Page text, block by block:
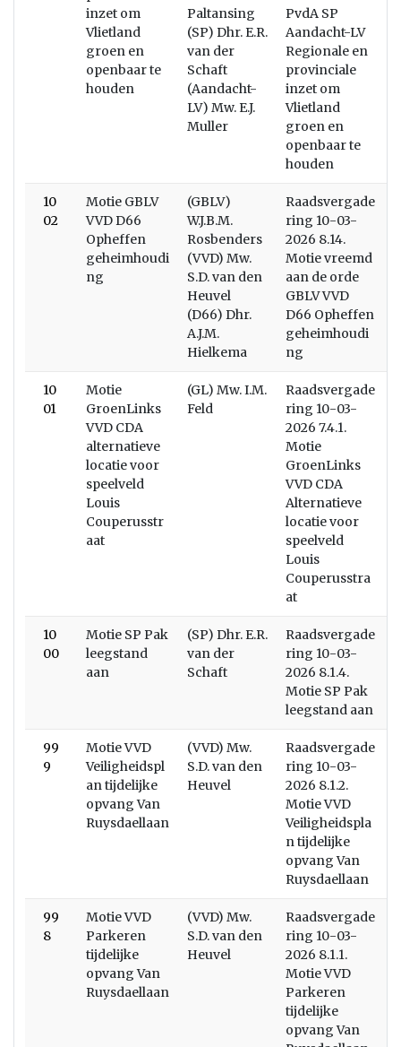
inzet om
Vlietland
groen en
openbaar te
houden
Paltansing
(SP) Dhr. E.R.
van der
Schaft
(Aandacht-
LV) Mw. E.J.
Muller
PvdA SP
Aandacht-LV
Regionale en
provinciale
inzet om
Vlietland
groen en
openbaar te
houden
10
02
Motie GBLV
VVD D66
Opheffen
geheimhoudi
ng
(GBLV)
W.J.B.M.
Rosbenders
(VVD) Mw.
S.D. van den
Heuvel
(D66) Dhr.
A.J.M.
Hielkema
Raadsvergade
ring 10-03-
2026 8.14.
Motie vreemd
aan de orde
GBLV VVD
D66 Opheffen
geheimhoudi
ng
10
01
Motie
GroenLinks
VVD CDA
alternatieve
locatie voor
speelveld
Louis
Couperusstr
aat
(GL) Mw. I.M.
Feld
Raadsvergade
ring 10-03-
2026 7.4.1.
Motie
GroenLinks
VVD CDA
Alternatieve
locatie voor
speelveld
Louis
Couperusstra
at
10
00
Motie SP Pak
leegstand
aan
(SP) Dhr. E.R.
van der
Schaft
Raadsvergade
ring 10-03-
2026 8.1.4.
Motie SP Pak
leegstand aan
99
9
Motie VVD
Veiligheidspl
an tijdelijke
opvang Van
Ruysdaellaan
(VVD) Mw.
S.D. van den
Heuvel
Raadsvergade
ring 10-03-
2026 8.1.2.
Motie VVD
Veiligheidspla
n tijdelijke
opvang Van
Ruysdaellaan
99
8
Motie VVD
Parkeren
tijdelijke
opvang Van
Ruysdaellaan
(VVD) Mw.
S.D. van den
Heuvel
Raadsvergade
ring 10-03-
2026 8.1.1.
Motie VVD
Parkeren
tijdelijke
opvang Van